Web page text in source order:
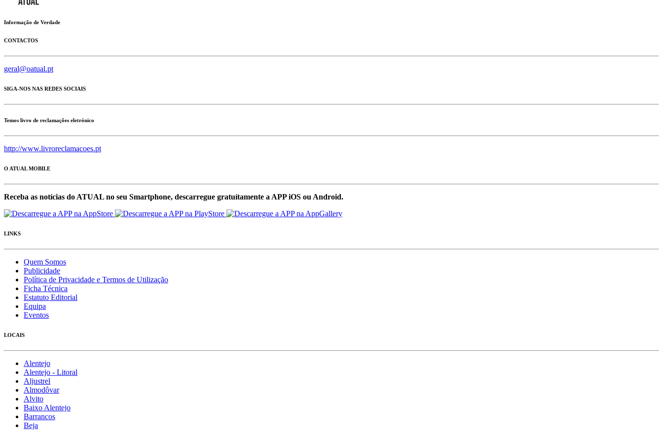
Informação de Verdade
CONTACTOS
geral@oatual.pt
SIGA-NOS NAS REDES SOCIAIS
Temos livro de reclamações eletrónico
http://www.livroreclamacoes.pt
O ATUAL MOBILE
Receba as notícias do ATUAL no seu Smartphone, descarregue gratuítamente a APP iOS ou Android.
LINKS
Quem Somos
Publicidade
Política de Privacidade e Termos de Utilização
Ficha Técnica
Estatuto Editorial
Equipa
Eventos
LOCAIS
Alentejo
Alentejo - Litoral
Aljustrel
Almodôvar
Alvito
Baixo Alentejo
Barrancos
Beja